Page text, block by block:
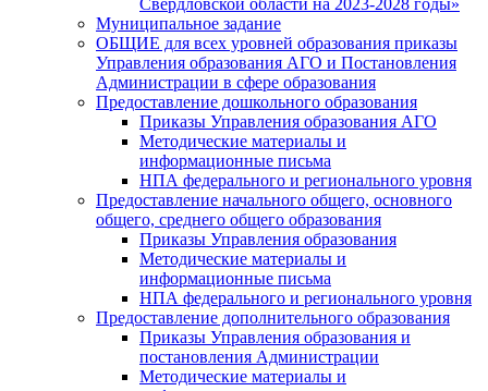
Свердловской области на 2023-2028 годы»
Муниципальное задание
ОБЩИЕ для всех уровней образования приказы
Управления образования АГО и Постановления
Администрации в сфере образования
Предоставление дошкольного образования
Приказы Управления образования АГО
Методические материалы и
информационные письма
НПА федерального и регионального уровня
Предоставление начального общего, основного
общего, среднего общего образования
Приказы Управления образования
Методические материалы и
информационные письма
НПА федерального и регионального уровня
Предоставление дополнительного образования
Приказы Управления образования и
постановления Администрации
Методические материалы и